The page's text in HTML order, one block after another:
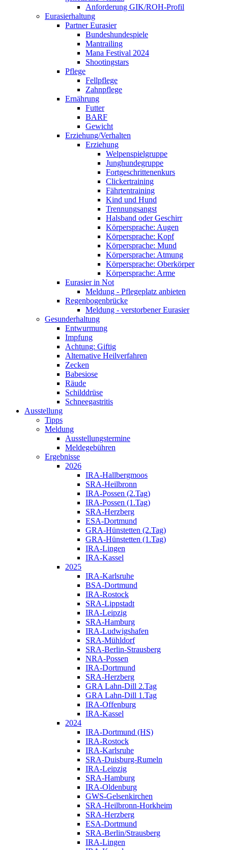
Anforderung GIK/ROH-Profil
Eurasierhaltung
Partner Eurasier
Bundeshundespiele
Mantrailing
Mana Festival 2024
Shootingstars
Pflege
Fellpflege
Zahnpflege
Ernährung
Futter
BARF
Gewicht
Erziehung/Verhalten
Erziehung
Welpenspielgruppe
Junghundegruppe
Fortgeschrittenenkurs
Clickertraining
Fährtentraining
Kind und Hund
Trennungsangst
Halsband oder Geschirr
Körpersprache: Augen
Körpersprache: Kopf
Körpersprache: Mund
Körpersprache: Atmung
Körpersprache: Oberkörper
Körpersprache: Arme
Eurasier in Not
Meldung - Pflegeplatz anbieten
Regenbogenbrücke
Meldung - verstorbener Eurasier
Gesunderhaltung
Entwurmung
Impfung
Achtung: Giftig
Alternative Heilverfahren
Zecken
Babesiose
Räude
Schilddrüse
Schneegastritis
Ausstellung
Tipps
Meldung
Ausstellungstermine
Meldegebühren
Ergebnisse
2026
IRA-Hallbergmoos
SRA-Heilbronn
IRA-Possen (2.Tag)
IRA-Possen (1.Tag)
SRA-Herzberg
ESA-Dortmund
GRA-Hünstetten (2.Tag)
GRA-Hünstetten (1.Tag)
IRA-Lingen
IRA-Kassel
2025
IRA-Karlsruhe
BSA-Dortmund
IRA-Rostock
SRA-Lippstadt
IRA-Leipzig
SRA-Hamburg
IRA-Ludwigshafen
SRA-Mühldorf
SRA-Berlin-Strausberg
NRA-Possen
IRA-Dortmund
SRA-Herzberg
GRA Lahn-Dill 2.Tag
GRA Lahn-Dill 1.Tag
IRA-Offenburg
IRA-Kassel
2024
IRA-Dortmund (HS)
IRA-Rostock
IRA-Karlsruhe
SRA-Duisburg-Rumeln
IRA-Leipzig
SRA-Hamburg
IRA-Oldenburg
GWS-Gelsenkirchen
SRA-Heilbronn-Horkheim
SRA-Herzberg
ESA-Dortmund
SRA-Berlin/Strausberg
IRA-Lingen